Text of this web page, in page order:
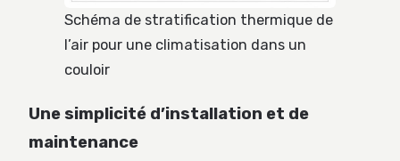
Schéma de stratification thermique de
l’air pour une climatisation dans un
couloir
Une simplicité d’installation et de
maintenance